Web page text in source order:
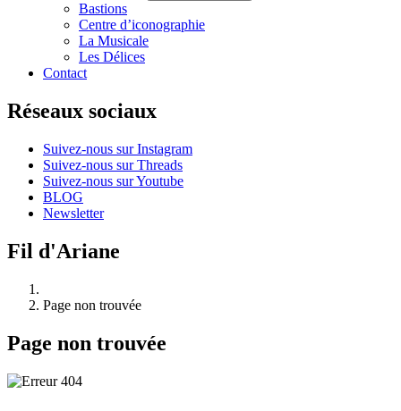
Bastions
Centre d’iconographie
La Musicale
Les Délices
Contact
Réseaux sociaux
Suivez-nous sur Instagram
Suivez-nous sur Threads
Suivez-nous sur Youtube
BLOG
Newsletter
Fil d'Ariane
Page non trouvée
Page non trouvée